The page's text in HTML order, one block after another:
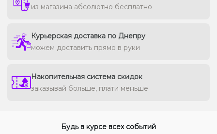
из магазина абсолютно бесплатно
Курьерская доставка по Днепру
можем доставить прямо в руки
Накопительная система скидок
заказывай больше, плати меньше
Будь в курсе всех событий